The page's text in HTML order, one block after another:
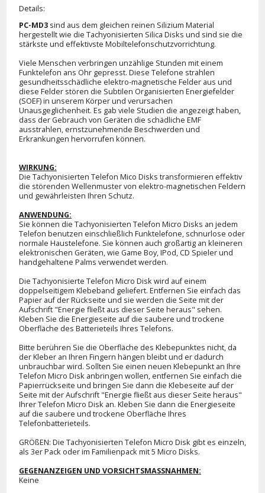
Details:
PC-MD3sind aus dem gleichen reinen Silizium Material
hergestellt wie die Tachyonisierten Silica Disks und sind sie die
stärkste und effektivste Mobiltelefonschutzvorrichtung.
Viele Menschen verbringen unzählige Stunden mit einem
Funktelefon ans Ohr gepresst. Diese Telefone strahlen
gesundheitsschädliche elektro-magnetische Felder aus und
diese Felder stören die Subtilen Organisierten Energiefelder
(SOEF) in unserem Körper und verursachen
Unausgeglichenheit. Es gab viele Studien die angezeigt haben,
dass der Gebrauch von Geräten die schädliche EMF
ausstrahlen, ernstzunehmende Beschwerden und
Erkrankungen hervorrufen können.
WIRKUNG:
Die Tachyonisierten Telefon Mico Disks transformieren effektiv
die störenden Wellenmuster von elektro-magnetischen Feldern
und gewährleisten Ihren Schutz.
ANWENDUNG:
Sie können die Tachyonisierten Telefon Micro Disks an jedem
Telefon benutzen einschließlich Funktelefone, schnurlose oder
normale Haustelefone. Sie können auch großartig an kleineren
elektronischen Geräten, wie Game Boy, IPod, CD Spieler und
handgehaltene Palms verwendet werden.
Die Tachyonisierte Telefon Micro Disk wird auf einem
doppelseitigem Klebeband geliefert. Entfernen Sie einfach das
Papier auf der Rückseite und sie werden die Seite mit der
Aufschrift "Energie fließt aus dieser Seite heraus" sehen.
Kleben Sie die Energieseite auf die saubere und trockene
Oberfläche des Batterieteils Ihres Telefons.
Bitte berühren Sie die Oberfläche des Klebepunktes nicht, da
der Kleber an Ihren Fingern hängen bleibt und er dadurch
unbrauchbar wird. Sollten Sie einen neuen Klebepunkt an Ihre
Telefon Micro Disk anbringen wollen, entfernen Sie einfach die
Papierrückseite und bringen Sie dann die Klebeseite auf der
Seite mit der Aufschrift "Energie fließt aus dieser Seite heraus"
Ihrer Telefon Micro Disk an. Kleben Sie dann die Energieseite
auf die saubere und trockene Oberfläche Ihres
Telefonbatterieteils.
GRÖßEN: Die Tachyonisierten Telefon Micro Disk gibt es einzeln,
als 3er Pack oder im Familienpack mit 5 Micro Disks.
GEGENANZEIGEN UND VORSICHTSMASSNAHMEN:
Keine